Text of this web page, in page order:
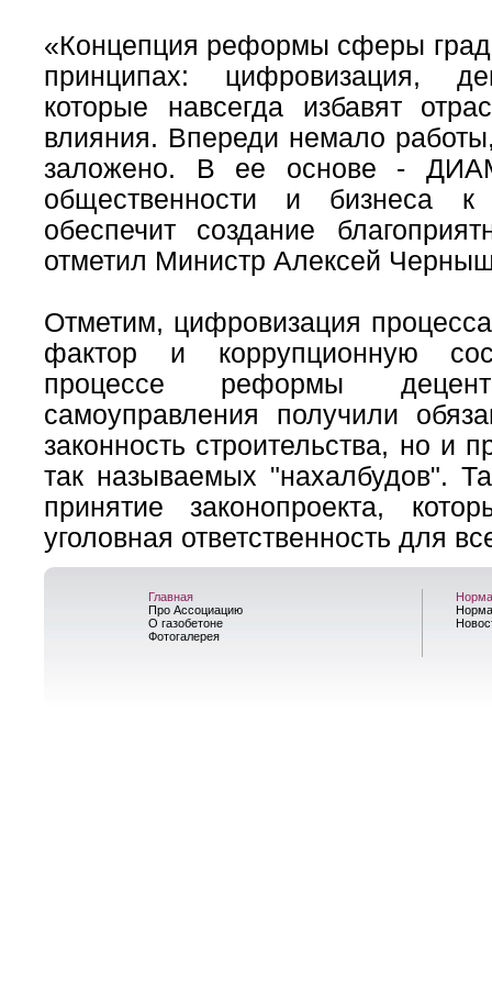
«Концепция реформы сферы
принципах: цифровизация,
которые навсегда избавят
влияния. Впереди немало
заложено. В ее основе -
общественности и бизнеса к
обеспечит создание
отметил Министр Алексей
Отметим, цифровизация
фактор и коррупционную
процессе реформы
самоуправления получили
законность строительства, но и
так называемых "нахалбудов".
принятие законопроекта,
уголовная ответственность для
Главная
Про Ассоциацию
О газобетоне
Фотогалерея